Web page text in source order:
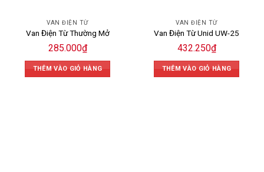
VAN ĐIỆN TỪ
Van Điện Từ Thường Mở
285.000₫
THÊM VÀO GIỎ HÀNG
VAN ĐIỆN TỪ
Van Điện Từ Unid UW-25
432.250₫
THÊM VÀO GIỎ HÀNG